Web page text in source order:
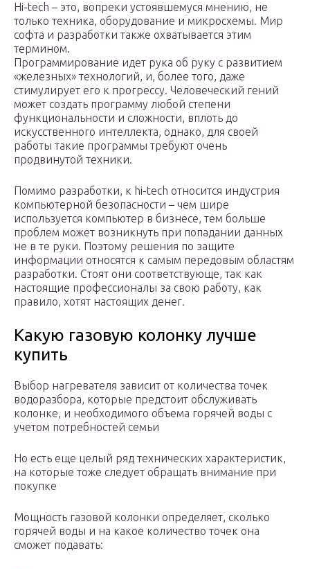
Hi-tech – это, вопреки устоявшемуся мнению, не
только техника, оборудование и микросхемы. Мир
софта и разработки также охватывается этим
термином.
Программирование идет рука об руку с развитием
«железных» технологий, и, более того, даже
стимулирует его к прогрессу. Человеческий гений
может создать программу любой степени
функциональности и сложности, вплоть до
искусственного интеллекта, однако, для своей
работы такие программы требуют очень
продвинутой техники.
Помимо разработки, к hi-tech относится индустрия
компьютерной безопасности – чем шире
используется компьютер в бизнесе, тем больше
проблем может возникнуть при попадании данных
не в те руки. Поэтому решения по защите
информации относятся к самым передовым областям
разработки. Стоят они соответствующе, так как
настоящие профессионалы за свою работу, как
правило, хотят настоящих денег.
Какую газовую колонку лучше
купить
Выбор нагревателя зависит от количества точек
водоразбора, которые предстоит обслуживать
колонке, и необходимого объема горячей воды с
учетом потребностей семьи
Но есть еще целый ряд технических характеристик,
на которые тоже следует обращать внимание при
покупке
Мощность газовой колонки определяет, сколько
горячей воды и на какое количество точек она
сможет подавать: